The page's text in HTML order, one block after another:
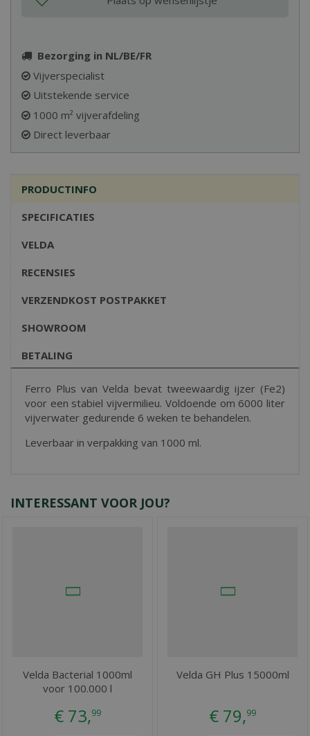
Bezorging in NL/BE/FR
Vijverspecialist
Uitstekende service
1000 m² vijverafdeling
Direct leverbaar
PRODUCTINFO
SPECIFICATIES
VELDA
RECENSIES
VERZENDKOST POSTPAKKET
SHOWROOM
BETALING
Ferro Plus van Velda bevat tweewaardig ijzer (Fe2)
voor een stabiel vijvermilieu. Voldoende om 6000 liter
vijverwater gedurende 6 weken te behandelen.
Leverbaar in verpakking van 1000 ml.
INTERESSANT VOOR JOU?
Velda Bacterial 1000ml
voor 100.000 l
€ 73,99
Velda GH Plus 15000ml
€ 79,99